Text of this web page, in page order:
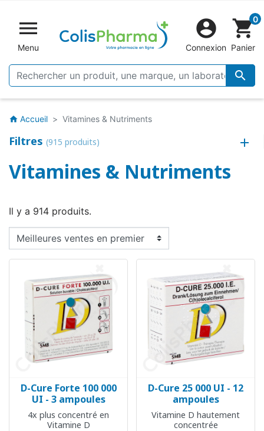

Menu


Connexion
shopping_cart0
Panier
home Accueil Vitamines & Nutriments
Filtres (915 produits)
Vitamines & Nutriments
Il y a 914 produits.
D-Cure Forte 100 000
UI - 3 ampoules
4x plus concentré en
Vitamine D
D-Cure 25 000 UI - 12
ampoules
Vitamine D hautement
concentrée